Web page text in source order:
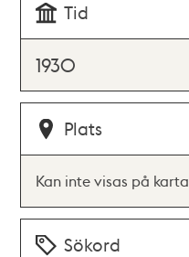
Tid
1930
Plats
Kan inte visas på karta
Sökord